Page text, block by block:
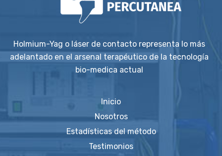
Holmium-Yag o láser de contacto representa lo más
adelantado en el arsenal terapéutico de la tecnología
bio-medica actual
Inicio
Nosotros
Estadísticas del método
Testimonios